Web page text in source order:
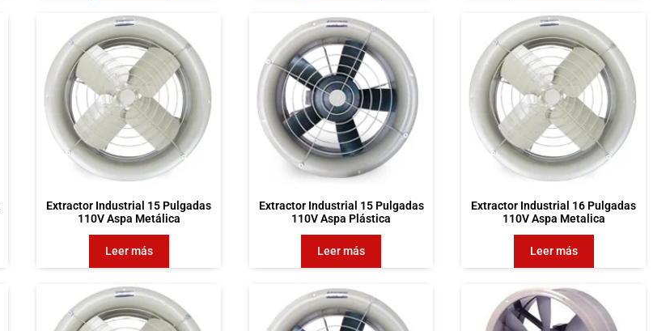
Extractor Industrial 15 Pulgadas
110V Aspa Metálica
Leer más
Extractor Industrial 15 Pulgadas
110V Aspa Plástica
Leer más
Extractor Industrial 16 Pulgadas
110V Aspa Metalica
Leer más